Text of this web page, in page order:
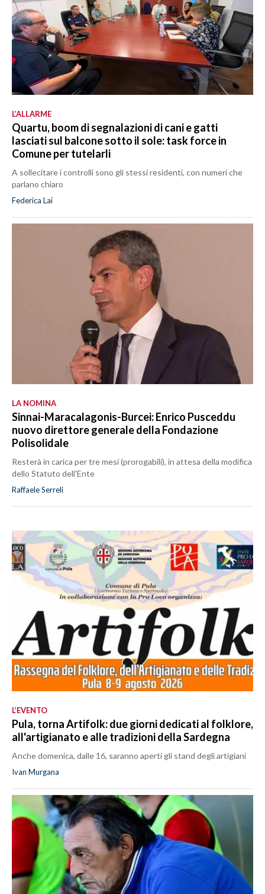
L’ALLARME
Quartu, boom di segnalazioni di cani e gatti
lasciati sul balcone sotto il sole: task force in
Comune per tutelarli
A sollecitare i controlli sono gli stessi residenti, con numeri che
parlano chiaro
Federica Lai
LA NOMINA
Sinnai-Maracalagonis-Burcei: Enrico Pusceddu
nuovo direttore generale della Fondazione
Polisolidale
Resterà in carica per tre mesi (prorogabili), in attesa della modifica
dello Statuto dell'Ente
Raffaele Serreli
L’EVENTO
Pula, torna Artifolk: due giorni dedicati al folklore,
all'artigianato e alle tradizioni della Sardegna
Anche domenica, dalle 16, saranno aperti gli stand degli artigiani
Ivan Murgana